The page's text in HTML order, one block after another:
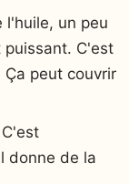
l'huile, un peu
puissant. C'est
peut couvrir
donne de la